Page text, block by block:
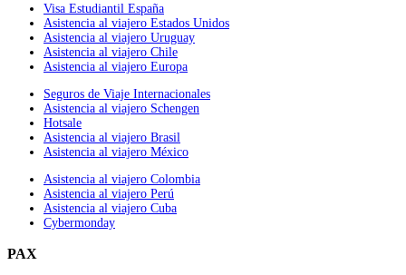
Visa Estudiantil España
Asistencia al viajero Estados Unidos
Asistencia al viajero Uruguay
Asistencia al viajero Chile
Asistencia al viajero Europa
Seguros de Viaje Internacionales
Asistencia al viajero Schengen
Hotsale
Asistencia al viajero Brasil
Asistencia al viajero México
Asistencia al viajero Colombia
Asistencia al viajero Perú
Asistencia al viajero Cuba
Cybermonday
PAX